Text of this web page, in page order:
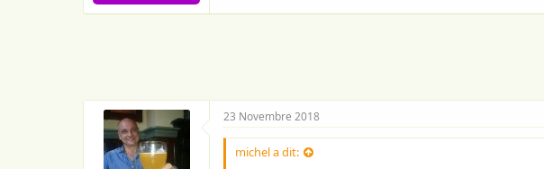
23 Novembre 2018
michel a dit: